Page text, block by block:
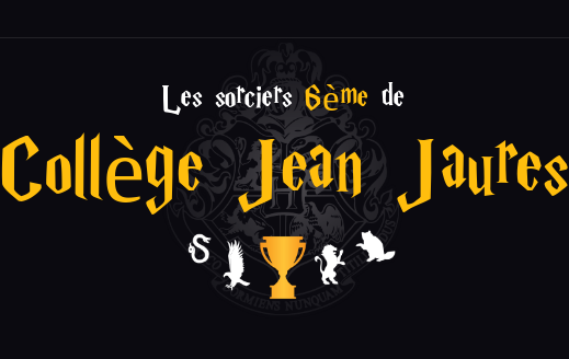
Les sorciers6ème de
Collège Jean Jaures